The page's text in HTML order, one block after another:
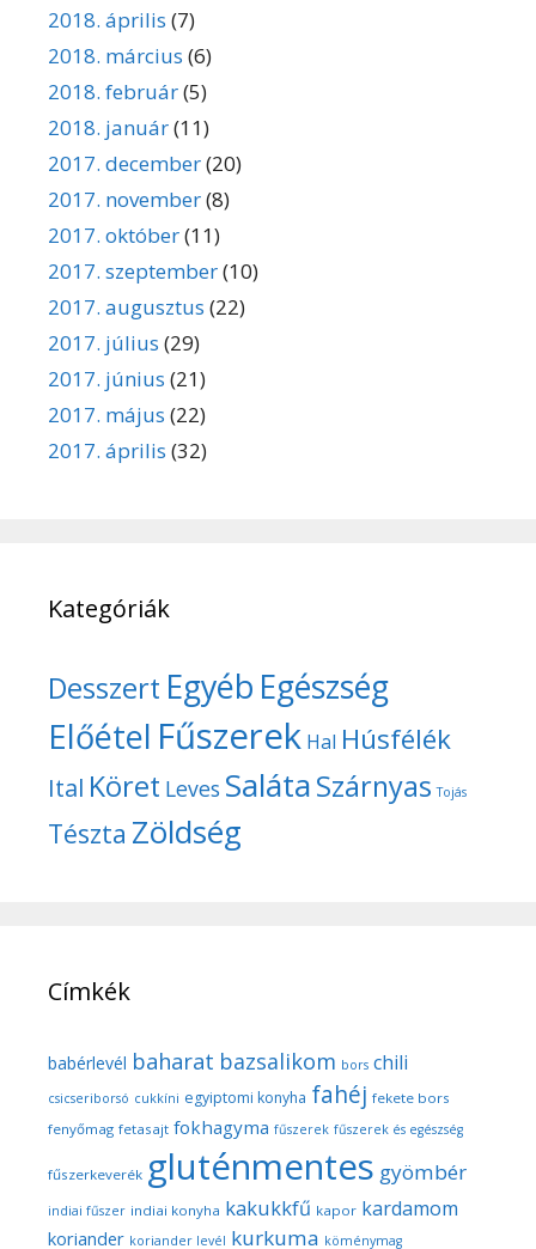
2018. április (7)
2018. március (6)
2018. február(5)
2018. január(11)
2017. december(20)
2017. november(8)
2017. október(11)
2017. szeptember(10)
2017. augusztus (22)
2017. július (29)
2017. június (21)
2017. május (22)
2017. április (32)
Kategóriák
Desszert Egyéb Egészség
Előétel Fűszerek Hal Húsfélék
Ital Köret Leves SalátaSzárnyas Tojás
Tészta Zöldség
Címkék
babérlevél baharat bazsalikom bors chili
csicseriborsó cukkíni egyiptomi konyha fahéj fekete bors
fenyőmag fetasajt fokhagyma fűszerek fűszerek és egészség
fűszerkeverék gluténmentes gyömbér
indiai fűszer indiai konyha kakukkfű kapor kardamom
koriander koriander levél kurkuma köménymag